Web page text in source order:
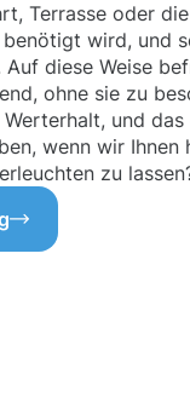
Terrasse oder
wird, und
diese Weise
ohne sie zu
und
wenn wir Ihnen
zu